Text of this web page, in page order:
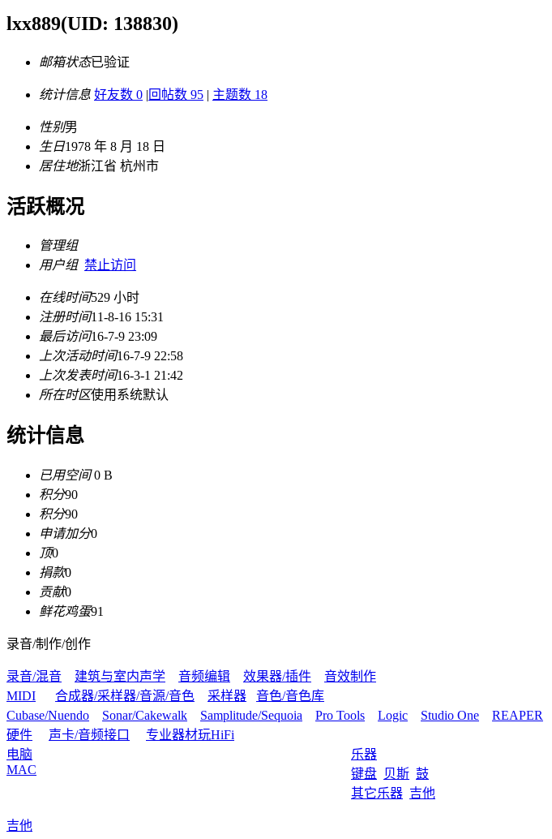
lxx889(UID: 138830)
邮箱状态已验证
统计信息 好友数 0 |回帖数 95 | 主题数 18
性别男
生日1978 年 8 月 18 日
居住地浙江省 杭州市
活跃概况
管理组
用户组 禁止访问
在线时间529 小时
注册时间11-8-16 15:31
最后访问16-7-9 23:09
上次活动时间16-7-9 22:58
上次发表时间16-3-1 21:42
所在时区使用系统默认
统计信息
已用空间0 B
积分90
积分90
申请加分0
顶0
捐款0
贡献0
鲜花鸡蛋91
录音/制作/创作
录音/混音 建筑与室内声学 音频编辑 效果器/插件
音效制作
MIDI
合成器/采样器/音源/音色 采样器
音色/音色库
Cubase/Nuendo
Sonar/Cakewalk Samplitude/Sequoia Pro Tools Logic Studio One REAPER
硬件
声卡/音频接口
专业器材玩HiFi
电脑
MAC
乐器
键盘 贝斯 鼓
其它乐器 吉他
吉他